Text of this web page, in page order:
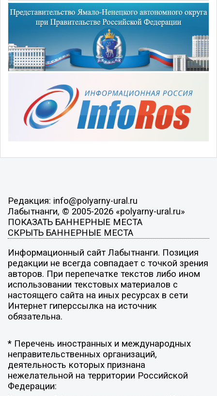
Редакция: info@polyarny-ural.ru
Лабытнанги, © 2005-2026 «polyarny-ural.ru»
ПОКАЗАТЬ БАННЕРНЫЕ МЕСТА
СКРЫТЬ БАННЕРНЫЕ МЕСТА
Информационный сайт Лабытнанги. Позиция
редакции не всегда совпадает с точкой зрения
авторов. При перепечатке текстов либо ином
использовании текстовых материалов с
настоящего сайта на иных ресурсах в сети
Интернет гиперссылка на источник
обязательна.
* Перечень иностранных и международных
неправительственных организаций,
деятельность которых признана
нежелательной на территории Российской
Федерации: